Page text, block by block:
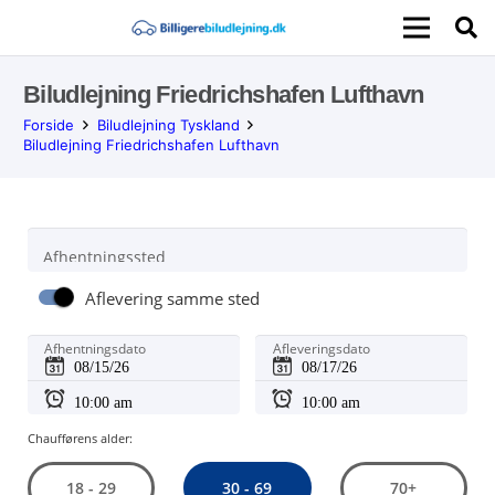
Biludlejning Friedrichshafen Lufthavn
Forside
Biludlejning Tyskland
Biludlejning Friedrichshafen Lufthavn
Afhentningssted
Aflevering samme sted
Afhentningsdato Afleveringsdato
Chaufførens alder:
18 - 29 30 - 69 70+